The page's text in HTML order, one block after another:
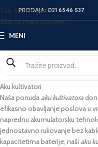
Skip to navigation
Skip to main content
PRODAJA:021 6546 537
MENI
Aku kultivatori
Naša ponudaaku kultivatora
efikasno obavljanje poslova u
naprednu akumulatorsku
jednostavno rukovanje bez
kapacitetima baterije, naši aku